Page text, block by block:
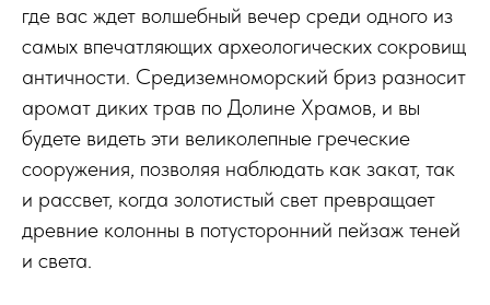
где вас ждет волшебный вечер среди одного из
самых впечатляющих археологических сокровищ
античности. Средиземноморский бриз разносит
аромат диких трав по Долине Храмов, и вы
будете видеть эти великолепные греческие
сооружения, позволяя наблюдать как закат, так
и рассвет, когда золотистый свет превращает
древние колонны в потусторонний пейзаж теней
и света.